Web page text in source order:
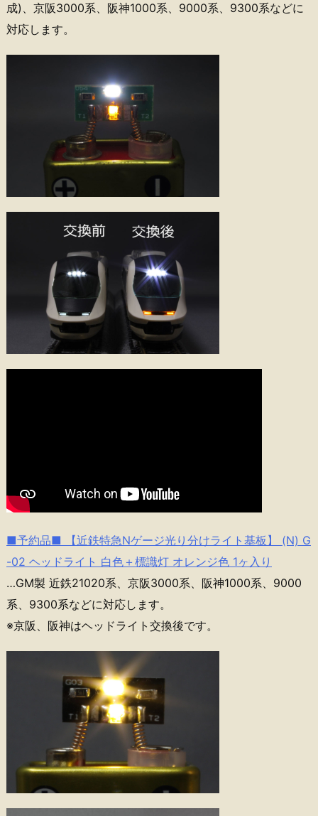
成)、京阪3000系、阪神1000系、9000系、9300系などに
対応します。
■予約品■ 【近鉄特急Nゲージ光り分けライト基板】 (N) G
-02 ヘッドライト 白色＋標識灯 オレンジ色 1ヶ入り
…GM製 近鉄21020系、京阪3000系、阪神1000系、9000
系、9300系などに対応します。
※京阪、阪神はヘッドライト交換後です。